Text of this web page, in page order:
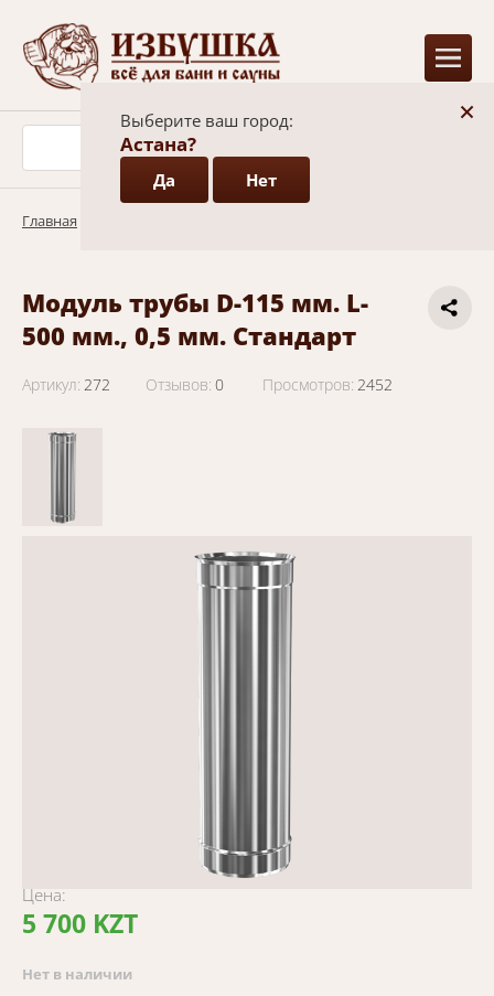
+
Выберите ваш город:
Астана?
Да Нет
Главная
Модуль трубы D-115 мм. L-
500 мм., 0,5 мм. Стандарт
Артикул: 272 Отзывов: 0 Просмотров: 2452
Цена:
5 700 KZT
Нет в наличии